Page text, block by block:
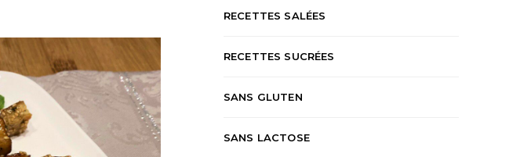
RECETTES SALÉES
RECETTES SUCRÉES
SANS GLUTEN
SANS LACTOSE